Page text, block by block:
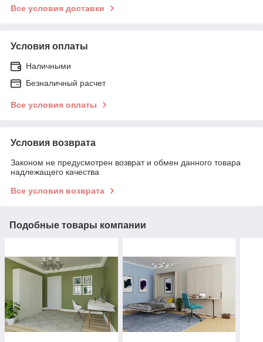
Все условия доставки
Условия оплаты
Наличными
Безналичный расчет
Все условия оплаты
Условия возврата
Законом не предусмотрен возврат и обмен данного товара
надлежащего качества
Все условия возврата
Подобные товары компании